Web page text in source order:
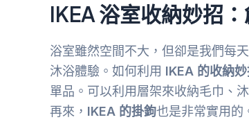
IKEA 浴室收納妙招
浴室雖然空間不大，但卻是我們每
沐浴體驗。如何利用 IKEA 的收納
單品。可以利用層架來收納毛巾、
再來， IKEA 的掛鉤也是非常實用的